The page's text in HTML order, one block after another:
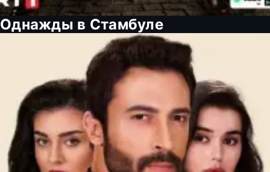
Однажды в Стамбуле